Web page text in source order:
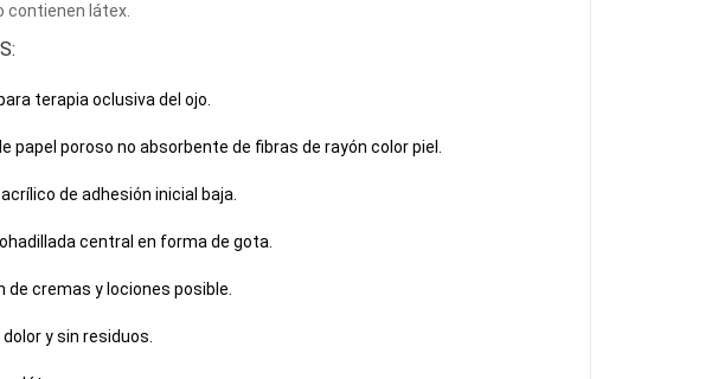
contienen látex.
terapia oclusiva del ojo.
papel poroso no absorbente de fibras de rayón color piel.
de adhesión inicial baja.
central en forma de gota.
de cremas y lociones posible.
y sin residuos.